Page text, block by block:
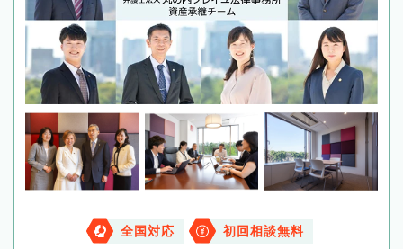
全国対応 初回相談無料